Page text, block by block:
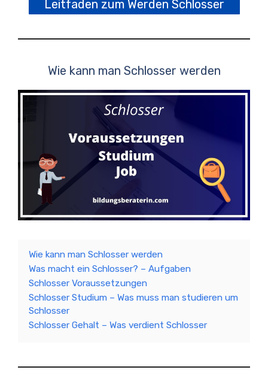
Leitfaden zum Werden Schlosser
Wie kann man Schlosser werden
Wie kann man Schlosser werden
Was macht ein Schlosser? – Aufgaben
Schlosser Voraussetzungen
Schlosser Studium – Was muss man studieren um
Schlosser
Schlosser Gehalt – Was verdient Schlosser